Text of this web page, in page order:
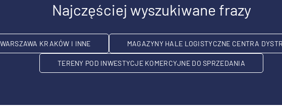
Najczęściej wyszukiwane frazy
KRAKÓW I INNE MAGAZYNY HALE LOGISTYCZNE CENTRA
TERENY POD INWESTYCJE KOMERCYJNE DO SPRZEDANIA